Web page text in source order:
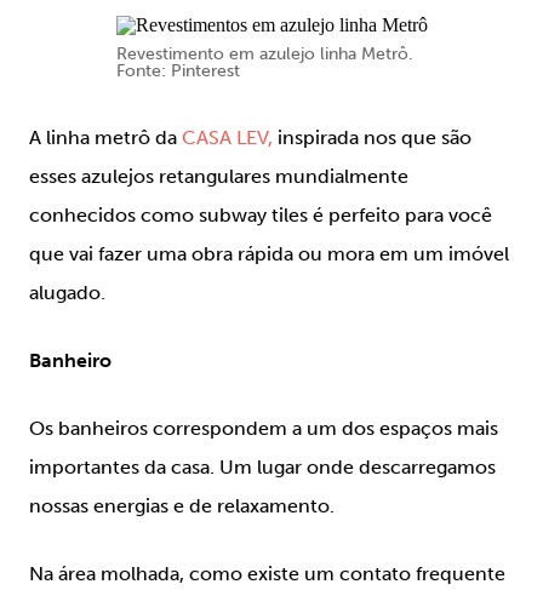
Revestimento em azulejo linha Metrô.
Fonte: Pinterest
A linha metrô da CASA LEV, inspirada nos que são
esses azulejos retangulares mundialmente
conhecidos como subway tiles é perfeito para você
que vai fazer uma obra rápida ou mora em um imóvel
alugado.
Banheiro
Os banheiros correspondem a um dos espaços mais
importantes da casa. Um lugar onde descarregamos
nossas energias e de relaxamento.
Na área molhada, como existe um contato frequente